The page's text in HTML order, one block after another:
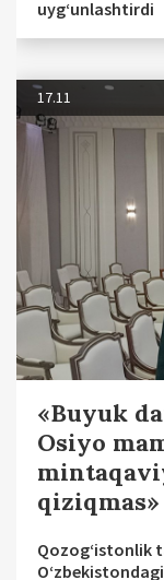
uyg‘unlashtirdi
17.11
«Buyuk
Osiyo
qiziqmas»
Qozog‘istonlik